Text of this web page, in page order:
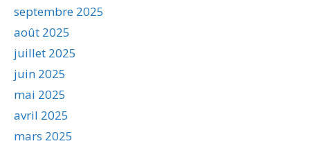
septembre 2025
août 2025
juillet 2025
juin 2025
mai 2025
avril 2025
mars 2025